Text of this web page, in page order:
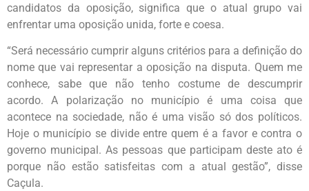
candidatos da oposição, significa que o atual grupo vai
enfrentar uma oposição unida, forte e coesa.
“Será necessário cumprir alguns critérios para a definição do
nome que vai representar a oposição na disputa. Quem me
conhece, sabe que não tenho costume de descumprir
acordo. A polarização no município é uma coisa que
acontece na sociedade, não é uma visão só dos políticos.
Hoje o município se divide entre quem é a favor e contra o
governo municipal. As pessoas que participam deste ato é
porque não estão satisfeitas com a atual gestão”, disse
Caçula.